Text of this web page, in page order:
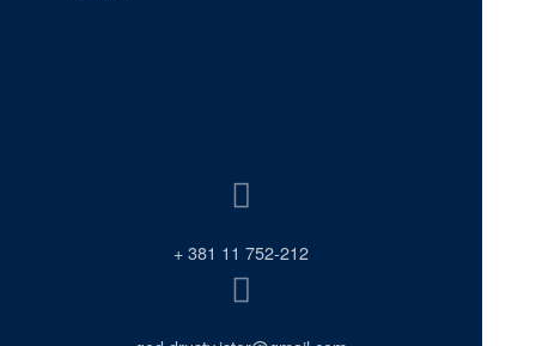
+ 381 11 752-212